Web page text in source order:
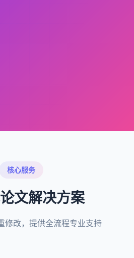
核心服务
文解决方案
修改，提供全流程专业支持